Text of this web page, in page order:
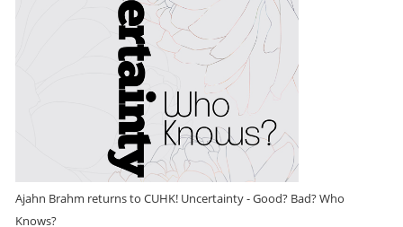
Ajahn Brahm returns to CUHK! Uncertainty - Good? Bad? Who
Knows?